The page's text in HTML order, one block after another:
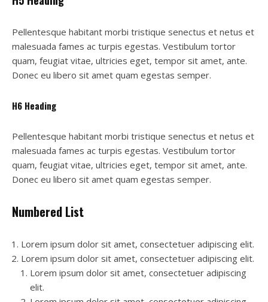
Pellentesque habitant morbi tristique senectus et netus et
malesuada fames ac turpis egestas. Vestibulum tortor
quam, feugiat vitae, ultricies eget, tempor sit amet, ante.
Donec eu libero sit amet quam egestas semper.
H6 Heading
Pellentesque habitant morbi tristique senectus et netus et
malesuada fames ac turpis egestas. Vestibulum tortor
quam, feugiat vitae, ultricies eget, tempor sit amet, ante.
Donec eu libero sit amet quam egestas semper.
Numbered List
Lorem ipsum dolor sit amet, consectetuer adipiscing elit.
Lorem ipsum dolor sit amet, consectetuer adipiscing elit.
Lorem ipsum dolor sit amet, consectetuer adipiscing
elit.